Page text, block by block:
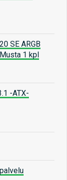
SE ARGB
1 kpl
-ATX-